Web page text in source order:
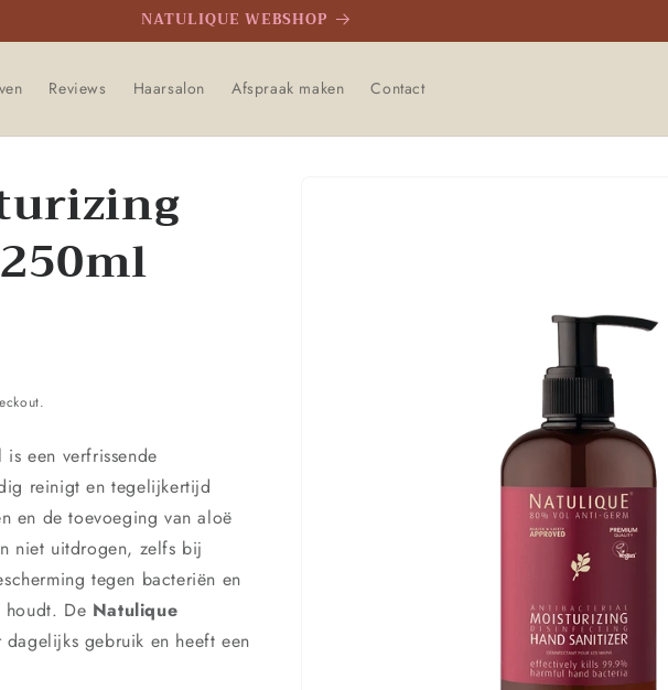
NATULIQUE WEBSHOP
Reviews Haarsalon Afspraak maken Contact
een verfrissende
reinigt en tegelijkertijd
en de toevoeging van aloë
niet uitdrogen, zelfs bij
tegen bacteriën en
houdt. De Natulique
gebruik en heeft een